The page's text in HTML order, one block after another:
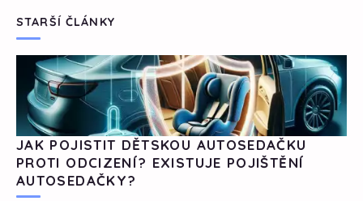
STARŠÍ ČLÁNKY
JAK POJISTIT DĚTSKOU AUTOSEDAČKU
PROTI ODCIZENÍ? EXISTUJE POJIŠTĚNÍ
AUTOSEDAČKY?